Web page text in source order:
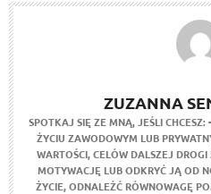
ZUZANNA
SPOTKAJ SIĘ ZE MNĄ, JEŚLI CHCESZ:
ŻYCIU ZAWODOWYM LUB
WARTOŚCI, CELÓW DALSZEJ
MOTYWACJĘ LUB ODKRYĆ JĄ OD
ŻYCIE, ODNALEŹĆ RÓWNOWAGĘ